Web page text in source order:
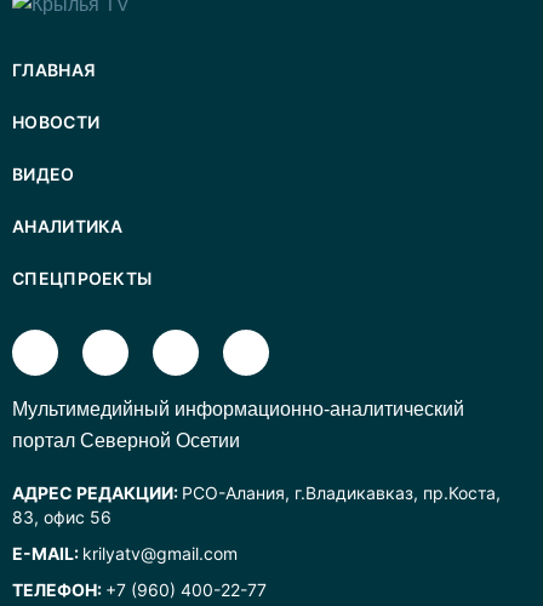
ГЛАВНАЯ
НОВОСТИ
ВИДЕО
АНАЛИТИКА
СПЕЦПРОЕКТЫ
Mультимедийный информационно-аналитический
портал Северной Осетии
АДРЕС РЕДАКЦИИ: РСО-Алания, г.Владикавказ, пр.Коста,
83, офис 56
E-MAIL: krilyatv@gmail.com
ТЕЛЕФОН: +7 (960) 400-22-77